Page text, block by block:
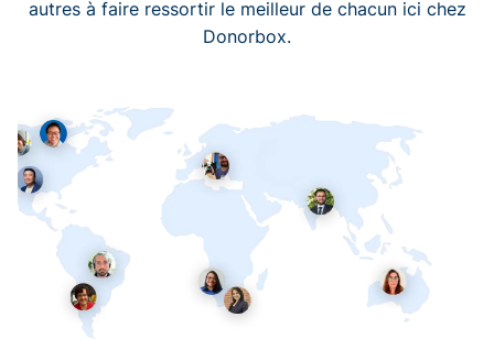
autres à faire ressortir le meilleur de chacun ici chez
Donorbox.